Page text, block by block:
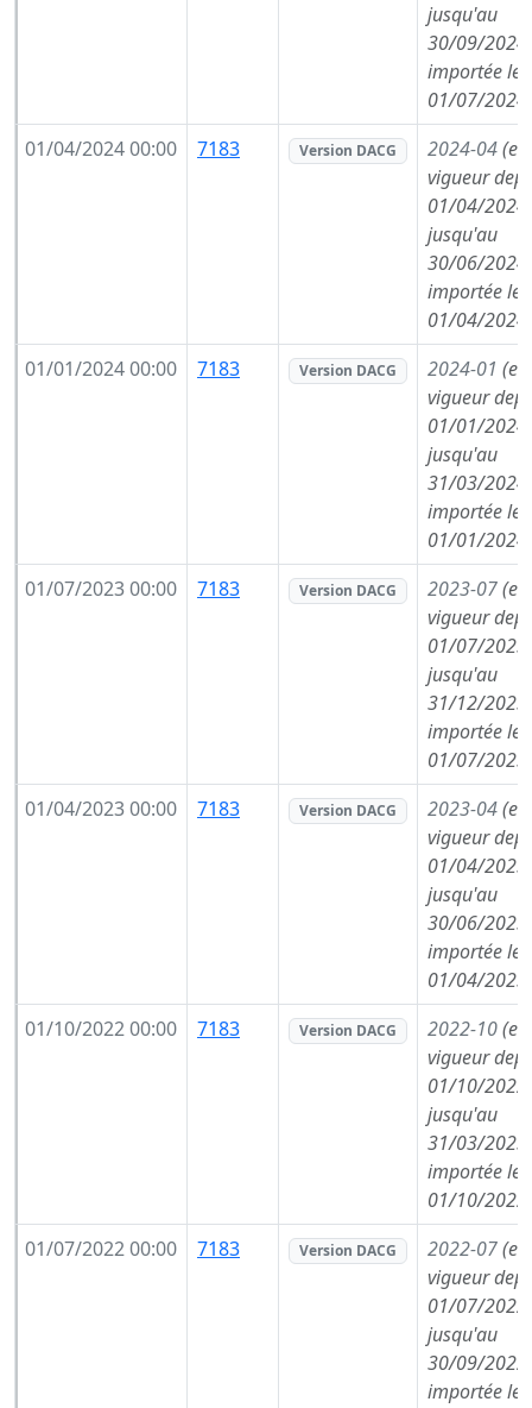
jusqu'au
30/09/2024,
importée le
01/07/2024)
01/04/2024 00:00
7183 Version DACG 2024-04(en
vigueur
01/04/2024,
jusqu'au
30/06/2024,
importée le
01/04/2024)
01/01/2024 00:00
7183 Version DACG 2024-01 (en
vigueur
01/01/2024,
jusqu'au
31/03/2024,
importée le
01/01/2024)
01/07/2023 00:00
7183 Version DACG 2023-07(en
vigueur
01/07/2023,
jusqu'au
31/12/2023,
importée le
01/07/2023)
01/04/2023 00:00
7183 Version DACG 2023-04(en
vigueur
01/04/2023,
jusqu'au
30/06/2023,
importée le
01/04/2023)
01/10/2022 00:00
7183 Version DACG 2022-10(en
vigueur
01/10/2022,
jusqu'au
31/03/2023,
importée le
01/10/2022)
01/07/2022 00:00
7183 Version DACG 2022-07(en
vigueur
01/07/2022,
jusqu'au
30/09/2022,
importée le